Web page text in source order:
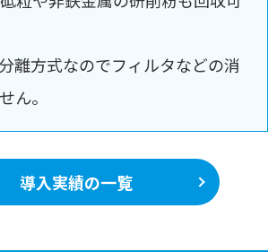
離方式なのでフィルタなどの消
ん。
導入実績の一覧